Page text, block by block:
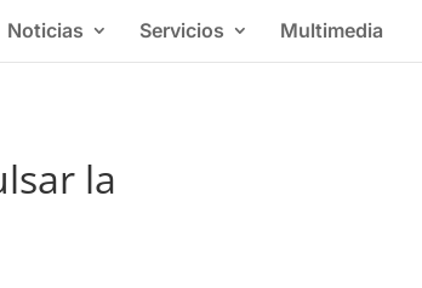
Noticias Servicios Multimedia
la